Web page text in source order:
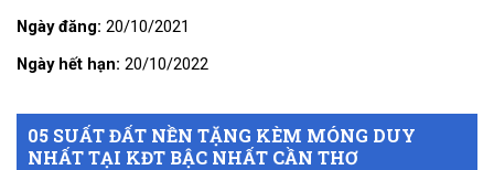
05 SUẤT ĐẤT NỀN TẶNG KÈM MÓNG DUY
NHẤT TẠI KĐT BẬC NHẤT CẦN THƠ
Ngày đăng: 20/10/2021
Ngày hết hạn: 20/10/2022